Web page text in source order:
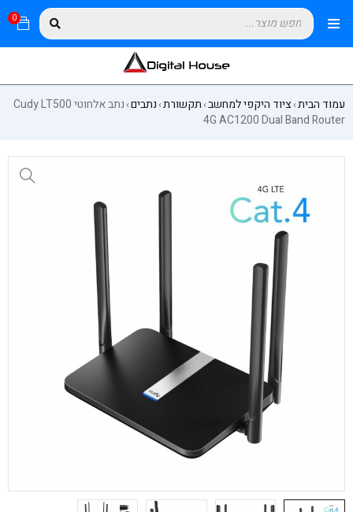
0
עמוד הבית›ציוד היקפי למחשב›תקשורת›נתבים›
נתב אלחוטי Cudy LT500
4G AC1200 Dual Band Router